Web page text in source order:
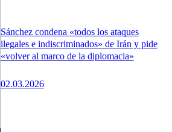
Sánchez condena «todos los ataques
ilegales e indiscriminados» de Irán y pide
«volver al marco de la diplomacia»
02.03.2026